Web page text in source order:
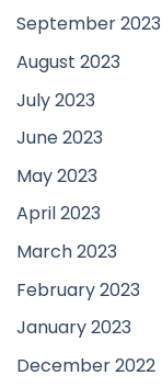
September 2023
August 2023
July 2023
June 2023
May 2023
April 2023
March 2023
February 2023
January 2023
December 2022